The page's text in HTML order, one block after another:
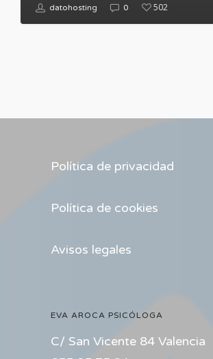
datohosting 0 502
Política de privacidad
Política de cookies
Avisos legales
EVA AROCA PSICÓLOGA
C/ San Vicente 84 Valencia